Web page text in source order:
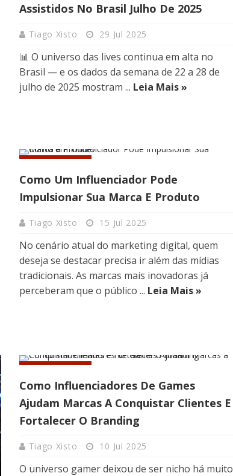
Assistidos No Brasil Julho De 2025
Tiago Xisto 29 Jul 2025
📊 O universo das lives continua em alta no
Brasil — e os dados da semana de 22 a 28 de
julho de 2025 mostram ... Leia Mais »
Como Um Influenciador Pode
Impulsionar Sua Marca E Produto
Tiago Xisto 15 Jul 2025
No cenário atual do marketing digital, quem
deseja se destacar precisa ir além das mídias
tradicionais. As marcas mais inovadoras já
perceberam que o público ... Leia Mais »
Como Influenciadores De Games
Ajudam Marcas A Conquistar Clientes E
Fortalecer O Branding
Tiago Xisto 10 Jul 2025
O universo gamer deixou de ser nicho há muito